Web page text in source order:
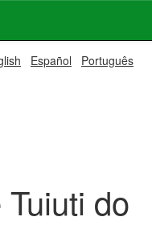
Español Português
do